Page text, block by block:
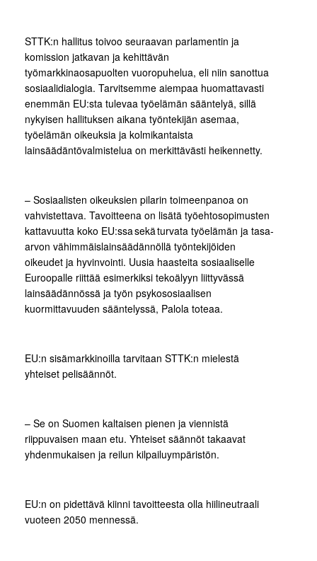
STTK:n hallitus toivoo seuraavan parlamentin ja
komission jatkavan ja kehittävän
työmarkkinaosapuolten vuoropuhelua, eli niin sanottua
sosiaalidialogia. Tarvitsemme aiempaa huomattavasti
enemmän EU:sta tulevaa työelämän sääntelyä, sillä
nykyisen hallituksen aikana työntekijän asemaa,
työelämän oikeuksia ja kolmikantaista
lainsäädäntövalmistelua on merkittävästi heikennetty.
– Sosiaalisten oikeuksien pilarin toimeenpanoa on
vahvistettava. Tavoitteena on lisätä työehtosopimusten
kattavuutta koko EU:ssa sekä turvata työelämän ja tasa-
arvon vähimmäislainsäädännöllä työntekijöiden
oikeudet ja hyvinvointi. Uusia haasteita sosiaaliselle
Euroopalle riittää esimerkiksi tekoälyyn liittyvässä
lainsäädännössä ja työn psykososiaalisen
kuormittavuuden sääntelyssä, Palola toteaa.
EU:n sisämarkkinoilla tarvitaan STTK:n mielestä
yhteiset pelisäännöt.
– Se on Suomen kaltaisen pienen ja viennistä
riippuvaisen maan etu. Yhteiset säännöt takaavat
yhdenmukaisen ja reilun kilpailuympäristön.
EU:n on pidettävä kiinni tavoitteesta olla hiilineutraali
vuoteen 2050 mennessä.